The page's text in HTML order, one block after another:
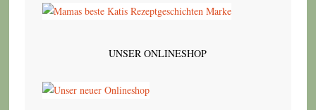
UNSER ONLINESHOP